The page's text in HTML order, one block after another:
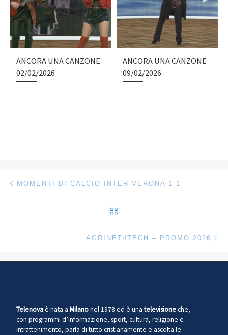
ANCORA UNA CANZONE
02/02/2026
ANCORA UNA CANZONE
09/02/2026
Navigazione articoli
MOMENTI DI CALCIO INTER-VERONA 1-1
AGRINET4TECH – PROMO 2026
Telenovaè nata a Milanonel 1978 ed è unatelevisioneche,
con programmi d’informazione, sport, cultura, religione e
intrattenimento, parla di tutto cristianamente e ascolta le